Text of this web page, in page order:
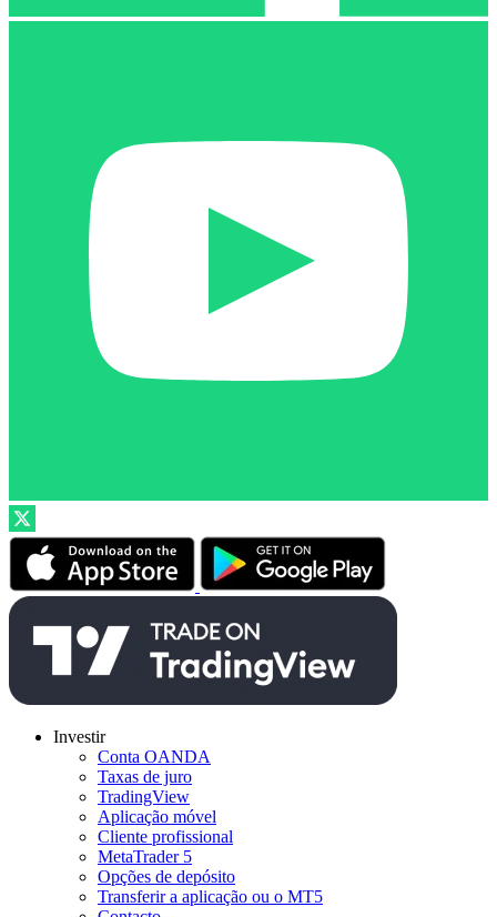
Investir
Conta OANDA
Taxas de juro
TradingView
Aplicação móvel
Cliente profissional
MetaTrader 5
Opções de depósito
Transferir a aplicação ou o MT5